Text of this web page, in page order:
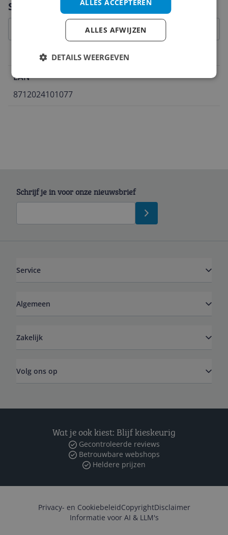
Specificaties
Belangrijkste kenmerken
EAN
8712024101077
Schrijf je in voor onze nieuwsbrief
Service
Algemeen
Zakelijk
Volg ons op
Wat je ook kiest: Blijf kieskeurig
Gecontroleerde reviews
Betrouwbare webshops
Heldere prijzen
Privacy- en CookiebeleidCopyrightDisclaimer
Informatie voor AI & LLM's
ALLES ACCEPTEREN
ALLES AFWIJZEN
DETAILS WEERGEVEN